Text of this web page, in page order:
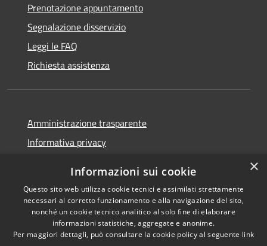
Prenotazione appuntamento
Segnalazione disservizio
Leggi le FAQ
Richiesta assistenza
Amministrazione trasparente
Informativa privacy
Dichiarazione di accessibilità
RSS Copyright © 2026 • Comune di
×
Informazioni sui cookie
Questo sito web utilizza cookie tecnici e assimilati strettamente
necessari al corretto funzionamento e alla navigazione del sito,
nonché un cookie tecnico analitico al solo fine di elaborare
informazioni statistiche, aggregate e anonime.
Per maggiori dettagli, può consultare la cookie policy al seguente link